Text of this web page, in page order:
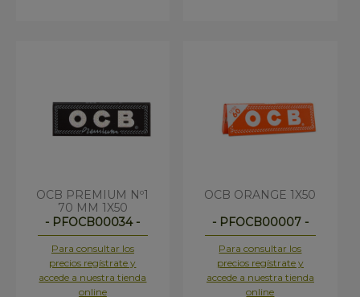
OCB PREMIUM Nº1
70 MM 1X50
- PFOCB00034 -
Para consultar los
precios regístrate y
accede a nuestra tienda
online
OCB ORANGE 1X50
- PFOCB00007 -
Para consultar los
precios regístrate y
accede a nuestra tienda
online